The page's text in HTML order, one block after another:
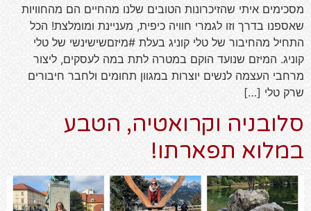
מסכימים איתי שהזיכרונות הטובים שלנו מהחיים הם מהחוויות
שאספנו בדרך וזו לגמרי חוויה כיפית, מעניינת ומומלצת! הכל
התחיל מהחיבור של טלי קוניג בעלת #מיזםשישינשי של טלי
קוניג. המיזם שנועד הוקם במטרה לתת במה לעסקים, ליצור
מרחבי העצמה לנשים יוצרות במגוון תחומים ולחבר חיבורים
שרק טלי […]
סלובניה וקרואטיה, הטבע
במלוא תפארתו!